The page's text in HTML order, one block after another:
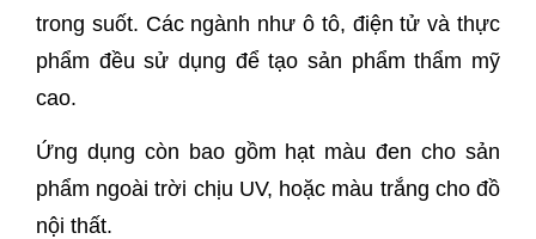
trong suốt. Các ngành như ô tô, điện tử và thực
phẩm đều sử dụng để tạo sản phẩm thẩm mỹ
cao.
Ứng dụng còn bao gồm hạt màu đen cho sản
phẩm ngoài trời chịu UV, hoặc màu trắng cho đồ
nội thất.